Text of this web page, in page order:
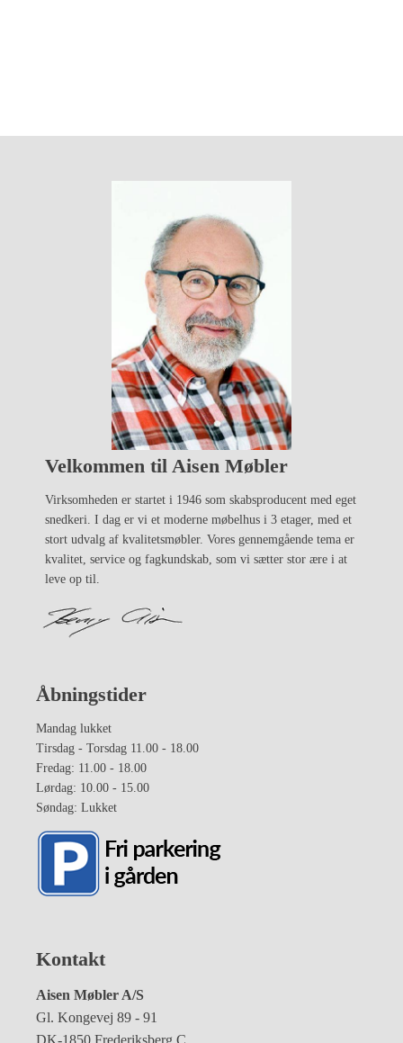
Velkommen til Aisen Møbler
Virksomheden er startet i 1946 som skabsproducent med eget
snedkeri. I dag er vi et moderne møbelhus i 3 etager, med et
stort udvalg af kvalitetsmøbler. Vores gennemgående tema er
kvalitet, service og fagkundskab, som vi sætter stor ære i at
leve op til.
Åbningstider
Mandag lukket
Tirsdag - Torsdag 11.00 - 18.00
Fredag: 11.00 - 18.00
Lørdag: 10.00 - 15.00
Søndag: Lukket
Kontakt
Aisen Møbler A/S
Gl. Kongevej 89 - 91